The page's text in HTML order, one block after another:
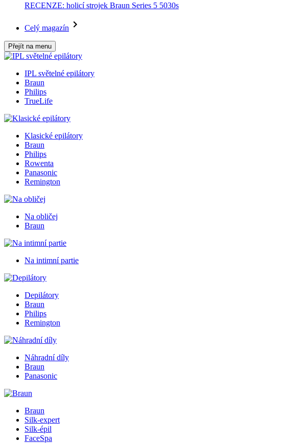
RECENZE: holicí strojek Braun Series 5 5030s
Celý magazín
Přejít na menu
IPL světelné epilátory
Braun
Philips
TrueLife
Klasické epilátory
Braun
Philips
Rowenta
Panasonic
Remington
Na obličej
Braun
Na intimní partie
Depilátory
Braun
Philips
Remington
Náhradní díly
Braun
Panasonic
Braun
Silk-expert
Silk-épil
FaceSpa